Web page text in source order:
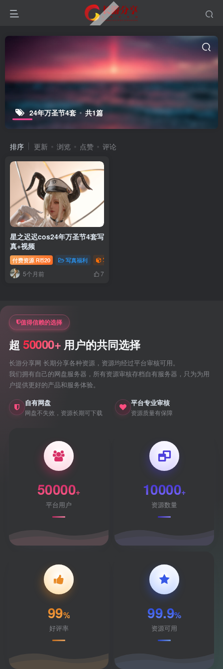
24年万圣节4套 共1篇
排序 更新 浏览 点赞 评论
星之迟迟cos24年万圣节4套写
真+视频
付费资源 R币20 写真福利 写真视频专题
5个月前 7
值得信赖的选择
超50000+ 用户的共同选择
长游分享网 长期分享各种资源，资源均经过平台审核可用。
我们拥有自己的网盘服务器，所有资源审核存档自有服务器，只为为用
户提供更好的产品和服务体验。
自有网盘
网盘不失效，资源长期可下载
平台专业审核
资源质量有保障
50000+
平台用户
10000+
资源数量
99%
好评率
99.9%
资源可用